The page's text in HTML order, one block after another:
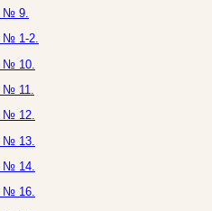
№ 9.
№ 1-2.
№ 10.
11.
№ 12.
№ 13.
№ 14.
№ 16.